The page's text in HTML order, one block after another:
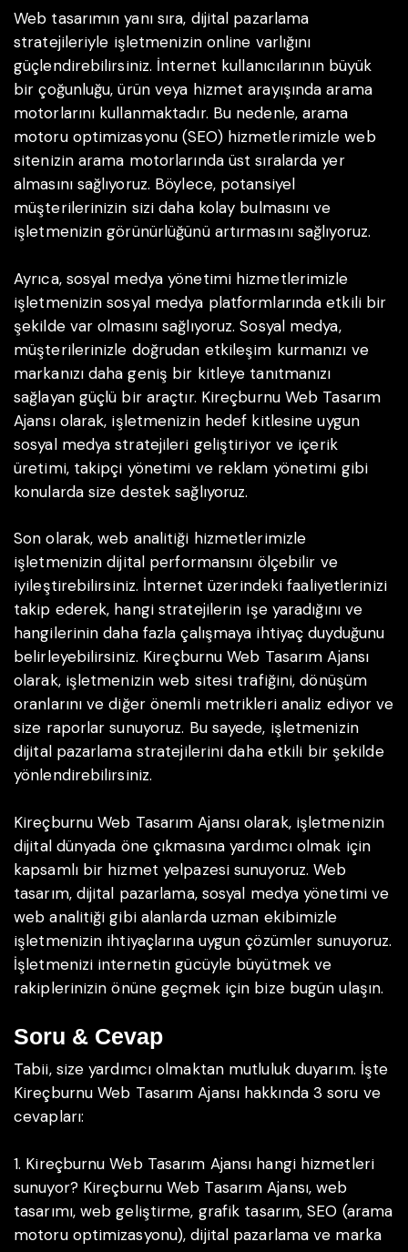
Web tasarımın yanı sıra, dijital pazarlama
stratejileriyle işletmenizin online varlığını
güçlendirebilirsiniz. İnternet kullanıcılarının büyük
bir çoğunluğu, ürün veya hizmet arayışında arama
motorlarını kullanmaktadır. Bu nedenle, arama
motoru optimizasyonu (SEO) hizmetlerimizle web
sitenizin arama motorlarında üst sıralarda yer
almasını sağlıyoruz. Böylece, potansiyel
müşterilerinizin sizi daha kolay bulmasını ve
işletmenizin görünürlüğünü artırmasını sağlıyoruz.
Ayrıca, sosyal medya yönetimi hizmetlerimizle
işletmenizin sosyal medya platformlarında etkili bir
şekilde var olmasını sağlıyoruz. Sosyal medya,
müşterilerinizle doğrudan etkileşim kurmanızı ve
markanızı daha geniş bir kitleye tanıtmanızı
sağlayan güçlü bir araçtır. Kireçburnu Web Tasarım
Ajansı olarak, işletmenizin hedef kitlesine uygun
sosyal medya stratejileri geliştiriyor ve içerik
üretimi, takipçi yönetimi ve reklam yönetimi gibi
konularda size destek sağlıyoruz.
Son olarak, web analitiği hizmetlerimizle
işletmenizin dijital performansını ölçebilir ve
iyileştirebilirsiniz. İnternet üzerindeki faaliyetlerinizi
takip ederek, hangi stratejilerin işe yaradığını ve
hangilerinin daha fazla çalışmaya ihtiyaç duyduğunu
belirleyebilirsiniz. Kireçburnu Web Tasarım Ajansı
olarak, işletmenizin web sitesi trafiğini, dönüşüm
oranlarını ve diğer önemli metrikleri analiz ediyor ve
size raporlar sunuyoruz. Bu sayede, işletmenizin
dijital pazarlama stratejilerini daha etkili bir şekilde
yönlendirebilirsiniz.
Kireçburnu Web Tasarım Ajansı olarak, işletmenizin
dijital dünyada öne çıkmasına yardımcı olmak için
kapsamlı bir hizmet yelpazesi sunuyoruz. Web
tasarım, dijital pazarlama, sosyal medya yönetimi ve
web analitiği gibi alanlarda uzman ekibimizle
işletmenizin ihtiyaçlarına uygun çözümler sunuyoruz.
İşletmenizi internetin gücüyle büyütmek ve
rakiplerinizin önüne geçmek için bize bugün ulaşın.
Soru & Cevap
Tabii, size yardımcı olmaktan mutluluk duyarım. İşte
Kireçburnu Web Tasarım Ajansı hakkında 3 soru ve
cevapları:
1. Kireçburnu Web Tasarım Ajansı hangi hizmetleri
sunuyor?Kireçburnu Web Tasarım Ajansı, web
tasarımı, web geliştirme, grafik tasarım, SEO (arama
motoru optimizasyonu), dijital pazarlama ve marka